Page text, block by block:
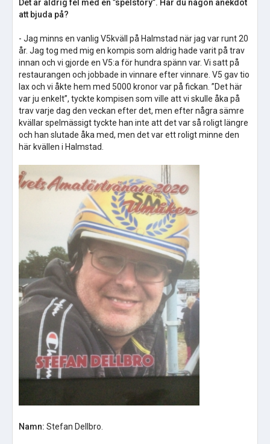
Det är aldrig fel med en ”spelstory”. Har du någon anekdot
att bjuda på?
- Jag minns en vanlig V5kväll på Halmstad när jag var runt 20
år. Jag tog med mig en kompis som aldrig hade varit på trav
innan och vi gjorde en V5:a för hundra spänn var. Vi satt på
restaurangen och jobbade in vinnare efter vinnare. V5 gav tio
lax och vi åkte hem med 5000 kronor var på fickan. ”Det här
var ju enkelt”, tyckte kompisen som ville att vi skulle åka på
trav varje dag den veckan efter det, men efter några sämre
kvällar spelmässigt tyckte han inte att det var så roligt längre
och han slutade åka med, men det var ett roligt minne den
här kvällen i Halmstad.
Namn: Stefan Dellbro.